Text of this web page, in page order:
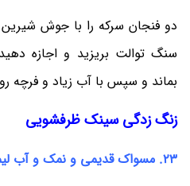
دو فنجان سرکه را با جوش
سنگ توالت بریزید و اجازه
بماند و سپس با آب زیاد و فرچه
زنگ زدگی سینک ظرفشویی
23. مسواک قدیمی و نمک و آب لیمو